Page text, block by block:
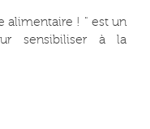
alimentaire ! " est un
sensibiliser à la